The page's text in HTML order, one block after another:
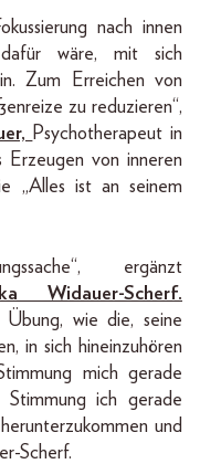
nach innen
wäre, mit sich
Zum Erreichen von
zu reduzieren“,
Psychotherapeut in
Erzeugen von inneren
„Alles ist an seinem
ergänzt
Widauer-Scherf.
wie die, seine
in sich hineinzuhören
mich gerade
ich gerade
und
Scherf.